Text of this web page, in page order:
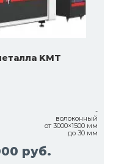
KMT
-
волоконный
от 3000×1500 мм
до 30 мм
руб.